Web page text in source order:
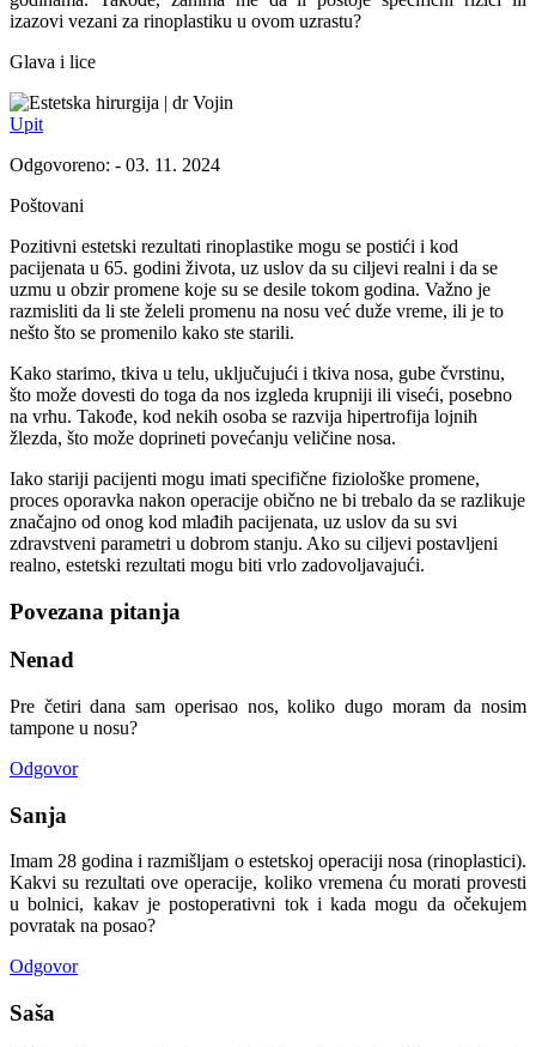
izazovi vezani za rinoplastiku u ovom uzrastu?
Glava i lice
dr Vojin
Upit
Odgovoreno: - 03. 11. 2024
Poštovani
Pozitivni estetski rezultati rinoplastike mogu se postići i kod
pacijenata u 65. godini života, uz uslov da su ciljevi realni i da se
uzmu u obzir promene koje su se desile tokom godina. Važno je
razmisliti da li ste želeli promenu na nosu već duže vreme, ili je to
nešto što se promenilo kako ste starili.
Kako starimo, tkiva u telu, uključujući i tkiva nosa, gube čvrstinu,
što može dovesti do toga da nos izgleda krupniji ili viseći, posebno
na vrhu. Takođe, kod nekih osoba se razvija hipertrofija lojnih
žlezda, što može doprineti povećanju veličine nosa.
Iako stariji pacijenti mogu imati specifične fiziološke promene,
proces oporavka nakon operacije obično ne bi trebalo da se razlikuje
značajno od onog kod mlađih pacijenata, uz uslov da su svi
zdravstveni parametri u dobrom stanju. Ako su ciljevi postavljeni
realno, estetski rezultati mogu biti vrlo zadovoljavajući.
Povezana pitanja
Nenad
Pre četiri dana sam operisao nos, koliko dugo moram da nosim
tampone u nosu?
Odgovor
Sanja
Imam 28 godina i razmišljam o estetskoj operaciji nosa (rinoplastici).
Kakvi su rezultati ove operacije, koliko vremena ću morati provesti
u bolnici, kakav je postoperativni tok i kada mogu da očekujem
povratak na posao?
Odgovor
Saša